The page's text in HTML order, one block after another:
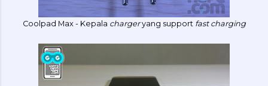
Coolpad Max - Kepala chargeryang support fast charging